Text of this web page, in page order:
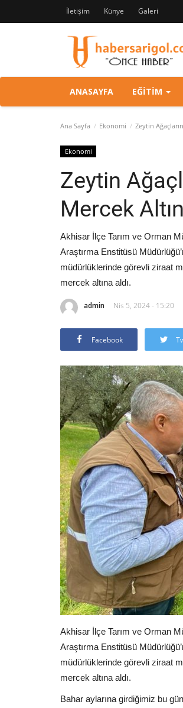
İletişim Künye Galeri
ANASAYFA EĞITIM
Ana Sayfa Ekonomi Zeytin
Ekonomi
Zeytin
Mercek
Akhisar İlçe Tarım ve Orman
Araştırma Enstitüsü
müdürlüklerinde görevli ziraat
mercek altına aldı.
admin Nis 5, 2024 - 15:20
Facebook
Akhisar İlçe Tarım ve Orman
Araştırma Enstitüsü
müdürlüklerinde görevli ziraat
mercek altına aldı.
Bahar aylarına girdiğimiz bu